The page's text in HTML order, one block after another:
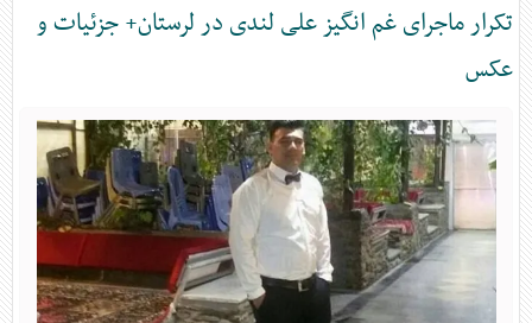
تکرار ماجرای غم انگیز علی لندی در لرستان+ جزئیات و
عکس